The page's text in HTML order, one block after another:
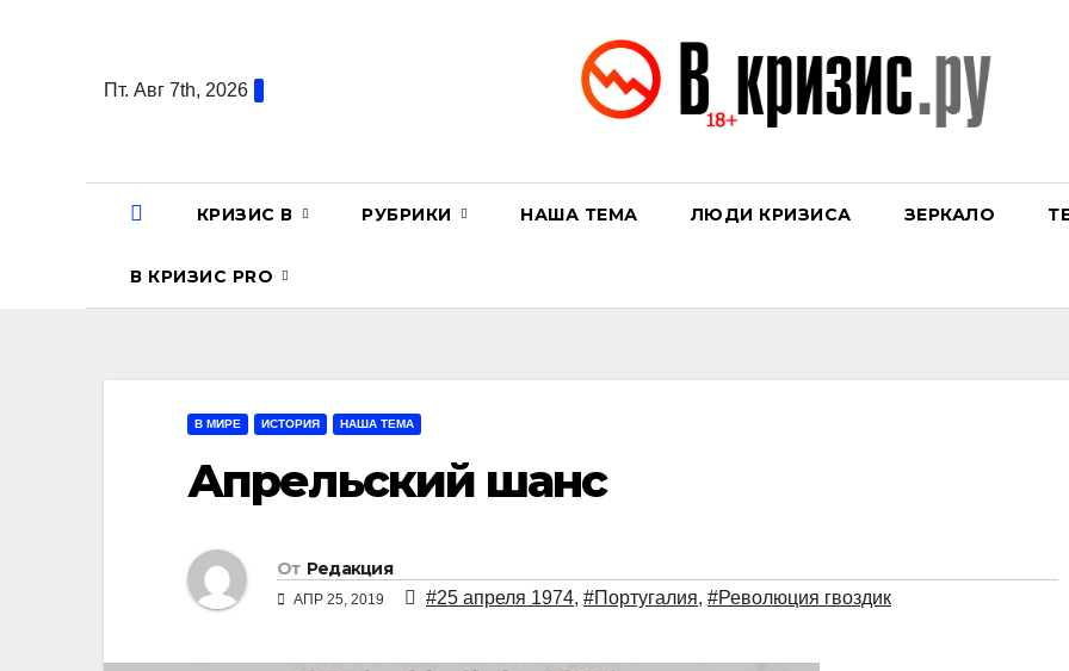
содержаниюПт. Авг 7th, 2026
КРИЗИС В РУБРИКИ НАША ТЕМА ЛЮДИ КРИЗИСА ЗЕРКАЛО
В КРИЗИС PRO
В МИРЕ ИСТОРИЯ НАША ТЕМА
Апрельский шанс
От Редакция
АПР 25, 2019 #25 апреля 1974, #Португалия, #Революция гвоздик